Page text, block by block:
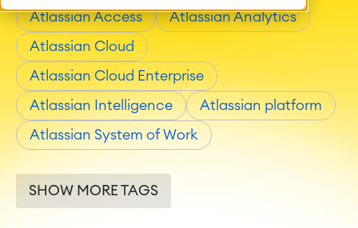
Atlassian Access Atlassian Analytics
Atlassian Cloud
Atlassian Cloud Enterprise
Atlassian Intelligence Atlassian platform
Atlassian System of Work
SHOW MORE TAGS